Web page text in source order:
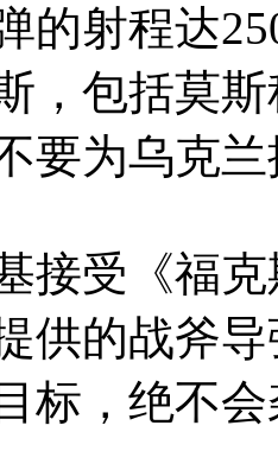
的射程达
，包括莫
要为乌克
接受《福
供的战斧
标，绝不